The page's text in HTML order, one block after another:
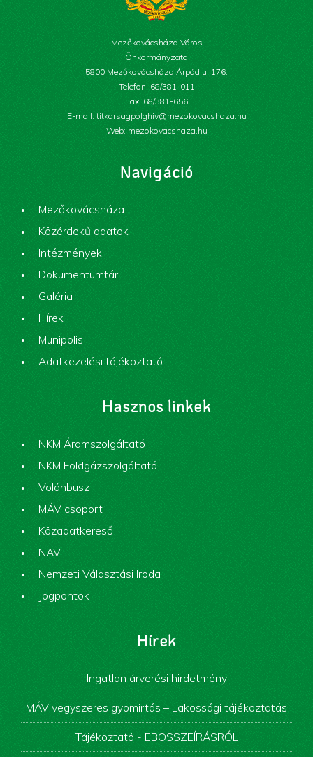
Mezőkovácsháza Város
Önkormányzata
5800 Mezőkovácsháza Árpád u. 176.
Telefon: 68/381-011
Fax: 68/381-656
E-mail: titkarsagpolghiv@mezokovacshaza.hu
Web: mezokovacshaza.hu
Navigáció
Mezőkovácsháza
Közérdekű adatok
Intézmények
Dokumentumtár
Galéria
Hírek
Munipolis
Adatkezelési tájékoztató
Hasznos linkek
NKM Áramszolgáltató
NKM Földgázszolgáltató
Volánbusz
MÁV csoport
Közadatkereső
NAV
Nemzeti Választási Iroda
Jogpontok
Hírek
Ingatlan árverési hirdetmény
MÁV vegyszeres gyomirtás – Lakossági tájékoztatás
Tájékoztató - EBÖSSZEÍRÁSRÓL